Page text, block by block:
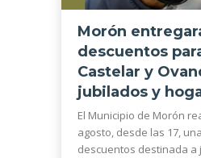
Morón
descuentos
Castelar y
jubilados y
El Municipio de Morón
agosto, desde las 17,
descuentos destinada a